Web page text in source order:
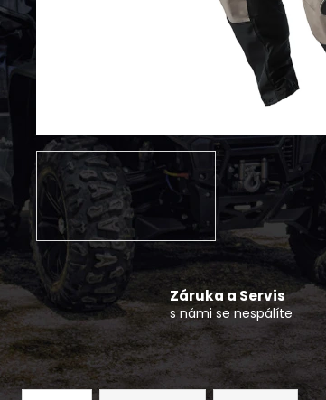
Záruka a Servis
s námi se nespálíte
KRYTKA DISKU NÍZKÁ CFMOTO 4KS